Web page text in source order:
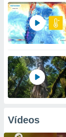
Vídeos